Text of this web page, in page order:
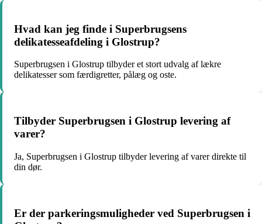
Hvad kan jeg finde i Superbrugsens
delikatesseafdeling i Glostrup?
Superbrugsen i Glostrup tilbyder et stort udvalg af lækre
delikatesser som færdigretter, pålæg og oste.
Tilbyder Superbrugsen i Glostrup levering af
varer?
Ja, Superbrugsen i Glostrup tilbyder levering af varer direkte til
din dør.
Er der parkeringsmuligheder ved Superbrugsen i